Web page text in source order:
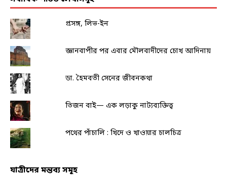
প্রসঙ্গ, লিভ-ইন
জ্ঞানবাপীর পর এবার মৌলবাদীদের চোখ আদিনায়
ডা. হৈমবতী সেনের জীবনকথা
তিজন বাই— এক লড়াকু নাট্যব্যক্তিত্ব
পথের পাঁচালি : খিদে ও খাওয়ার চালচিত্র
যাত্রীদের মন্তব্য সমূহ